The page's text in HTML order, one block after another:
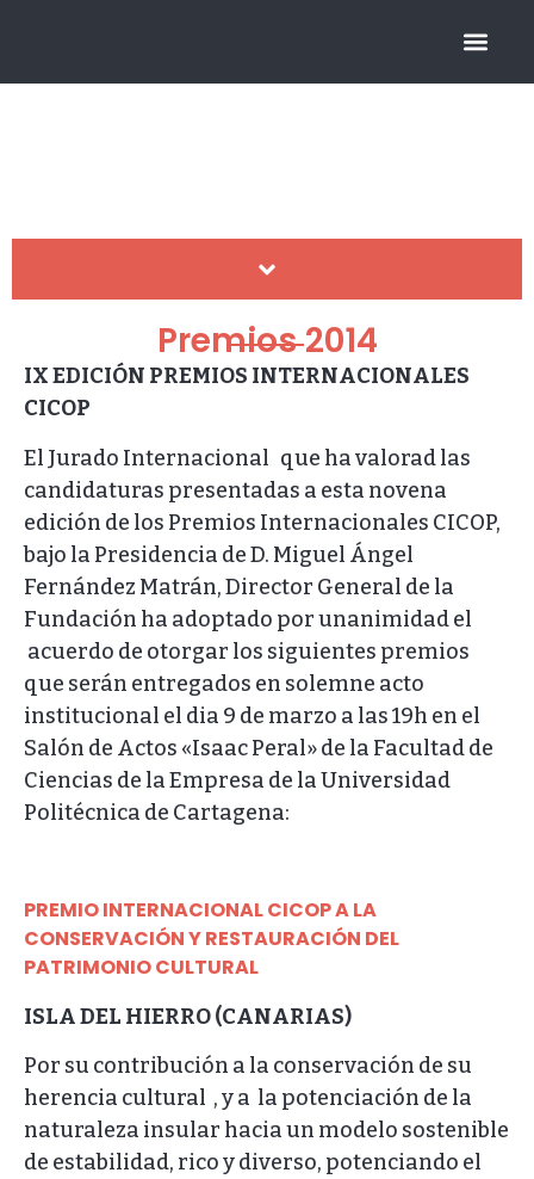
Premios 2014
IX EDICIÓN PREMIOS INTERNACIONALES
CICOP
El Jurado Internacional que ha valorad las
candidaturas presentadas a esta novena
edición de los Premios Internacionales CICOP,
bajo la Presidencia de D. Miguel Ángel
Fernández Matrán, Director General de la
Fundación ha adoptado por unanimidad el
acuerdo de otorgar los siguientes premios
que serán entregados en solemne acto
institucional el dia 9 de marzo a las 19h en el
Salón de Actos «Isaac Peral» de la Facultad de
Ciencias de la Empresa de la Universidad
Politécnica de Cartagena:
PREMIO INTERNACIONAL CICOP A LA
CONSERVACIÓN Y RESTAURACIÓN DEL
PATRIMONIO CULTURAL
ISLA DEL HIERRO (CANARIAS)
Por su contribución a la conservación de su
herencia cultural , y a la potenciación de la
naturaleza insular hacia un modelo sostenible
de estabilidad, rico y diverso, potenciando el